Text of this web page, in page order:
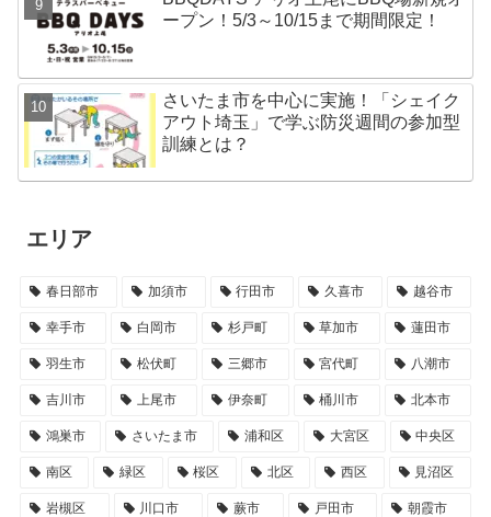
ープン！5/3～10/15まで期間限定！
さいたま市を中心に実施！「シェイク
アウト埼玉」で学ぶ防災週間の参加型
訓練とは？
エリア
春日部市 加須市 行田市 久喜市 越谷市
幸手市 白岡市 杉戸町 草加市 蓮田市
羽生市 松伏町 三郷市 宮代町 八潮市
吉川市 上尾市 伊奈町 桶川市 北本市
鴻巣市 さいたま市 浦和区 大宮区 中央区
南区 緑区 桜区 北区 西区 見沼区
岩槻区 川口市 蕨市 戸田市 朝霞市